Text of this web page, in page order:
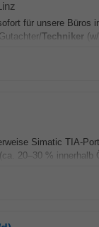
für unsere Büros
Techniker
Simatic TIA-
(ca. 20–30 % innerhalb